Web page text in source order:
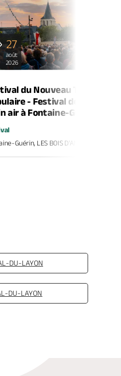
27
août
2026
du Nouveau Théâtre
- Festival de théâtre en
air à Fontaine-Guérin
Guérin, LES BOIS D'ANJOU
DU-LAYON
DU-LAYON